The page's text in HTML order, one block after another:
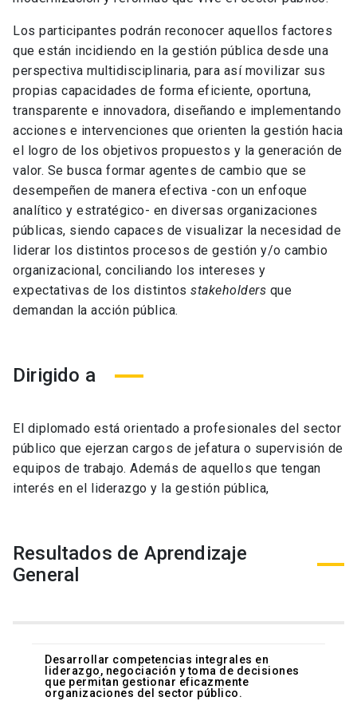
Los participantes podrán reconocer aquellos factores
que están incidiendo en la gestión pública desde una
perspectiva multidisciplinaria, para así movilizar sus
propias capacidades de forma eficiente, oportuna,
transparente e innovadora, diseñando e implementando
acciones e intervenciones que orienten la gestión hacia
el logro de los objetivos propuestos y la generación de
valor. Se busca formar agentes de cambio que se
desempeñen de manera efectiva -con un enfoque
analítico y estratégico- en diversas organizaciones
públicas, siendo capaces de visualizar la necesidad de
liderar los distintos procesos de gestión y/o cambio
organizacional, conciliando los intereses y
expectativas de los distintos stakeholders que
demandan la acción pública.
Dirigido a
El diplomado está orientado a profesionales del sector
público que ejerzan cargos de jefatura o supervisión de
equipos de trabajo. Además de aquellos que tengan
interés en el liderazgo y la gestión pública,
Resultados de Aprendizaje
General
Desarrollar competencias integrales en
liderazgo, negociación y toma de decisiones
que permitan gestionar eficazmente
organizaciones del sector público.